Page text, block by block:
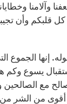
وآلامنا
قلبكم وأن
إنها الجموع
يدخل بيت خاطى!1 كم يصعب
مع
أقوى من الشر